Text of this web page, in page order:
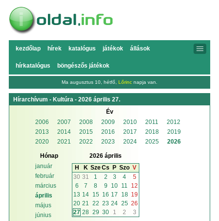
kezdőlap hírek katalógus játékok állások
hírkatalógus böngészős játékok
Ma augusztus 10, hétfő, Lőrinc napja van.
Hírarchívum - Kultúra - 2026 április 27.
Év
2006
2007 2008 2009 2010 2011
2012
2013
2014 2015 2016 2017 2018
2019
2020
2021 2022 2023 2024 2025 2026
Hónap
január
február
március
április
május
június
2026 április
H
K SzeCs P Szo V
30 31 1 2 3 4
5
6
7 8 9 10 11
12
13 14 15 16 17 18 19
20 21 22 23 24 25 26
27 28 29 30 1 2 3